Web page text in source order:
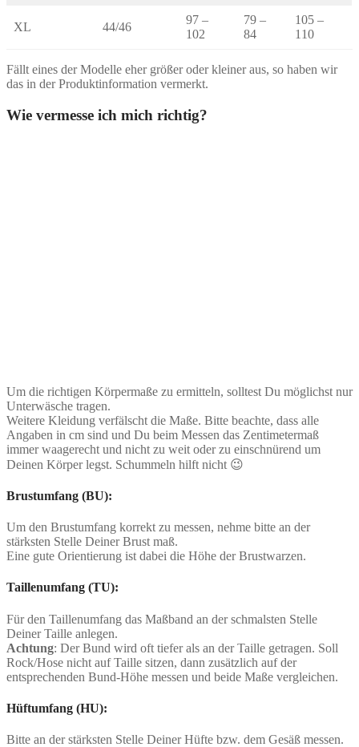
XL 44/46
97 –
102
79 –
84
105 –
110
Fällt eines der Modelle eher größer oder kleiner aus, so haben wir
das in der Produktinformation vermerkt.
Wie vermesse ich mich richtig?
Um die richtigen Körpermaße zu ermitteln, solltest Du möglichst nur
Unterwäsche tragen.
Weitere Kleidung verfälscht die Maße. Bitte beachte, dass alle
Angaben in cm sind und Du beim Messen das Zentimetermaß
immer waagerecht und nicht zu weit oder zu einschnürend um
Deinen Körper legst. Schummeln hilft nicht 😉
Brustumfang (BU):
Um den Brustumfang korrekt zu messen, nehme bitte an der
stärksten Stelle Deiner Brust maß.
Eine gute Orientierung ist dabei die Höhe der Brustwarzen.
Taillenumfang (TU):
Für den Taillenumfang das Maßband an der schmalsten Stelle
Deiner Taille anlegen.
Achtung: Der Bund wird oft tiefer als an der Taille getragen. Soll
Rock/Hose nicht auf Taille sitzen, dann zusätzlich auf der
entsprechenden Bund-Höhe messen und beide Maße vergleichen.
Hüftumfang (HU):
Bitte an der stärksten Stelle Deiner Hüfte bzw. dem Gesäß messen.